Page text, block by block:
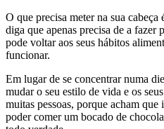
O que precisa meter na sua
diga que apenas precisa de a fazer
pode voltar aos seus hábitos
funcionar.
Em lugar de se concentrar numa
mudar o seu estilo de vida e os
muitas pessoas, porque acham
poder comer um bocado de